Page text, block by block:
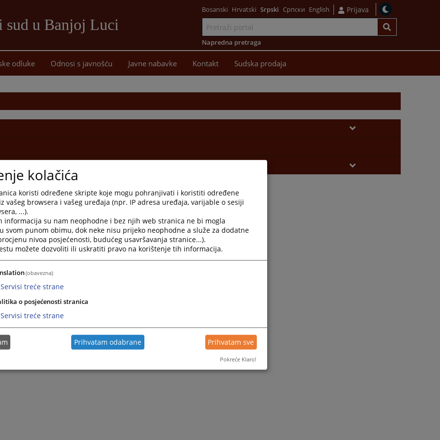
u Banjoj Luci
sadržaj
Bosanski Hrvatski Srpski Српски English Prijava
Napredna pretraga
odluke Odnosi s javnošću Javne nabavke Kontakt Sudska prodaja
kolačića
koristi određene skripte koje mogu pohranjivati i koristiti određene
vašeg browsera i vašeg uređaja (npr. IP adresa uređaja, varijable o sesiji
...).
informacija su nam neophodne i bez njih web stranica ne bi mogla
svom punom obimu, dok neke nisu prijeko neophodne a služe za dodatne
nivoa posjećenosti, budućeg usavršavanja stranice...).
možete dozvoliti ili uskratiti pravo na korištenje tih informacija.
(obavezna)
Servisi treće strane
o posjećenosti stranica
Servisi treće strane
Prihvatam odabrane Prihvatam sve
Pokreće Klaro!